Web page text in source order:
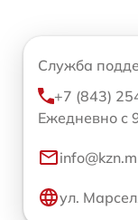
Служба
+7 (843)
Ежедневно с
ул.